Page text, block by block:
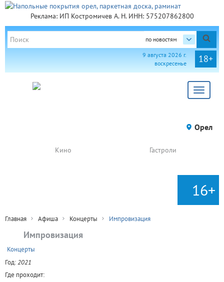
Реклама: ИП Костромичев А. Н. ИНН: 575207862800
по новостям
18+
9 августа 2026 г.
воскресенье
Toggle
Орел
Кино Гастроли
16+
Главная Афиша Концерты Импровизация
Импровизация
Концерты
Год:2021
Где проходит: